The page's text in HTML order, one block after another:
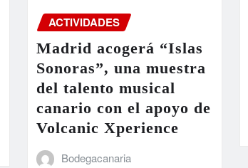
ACTIVIDADES
Madrid acogerá “Islas
Sonoras”, una muestra
del talento musical
canario con el apoyo de
Volcanic Xperience
Bodegacanaria